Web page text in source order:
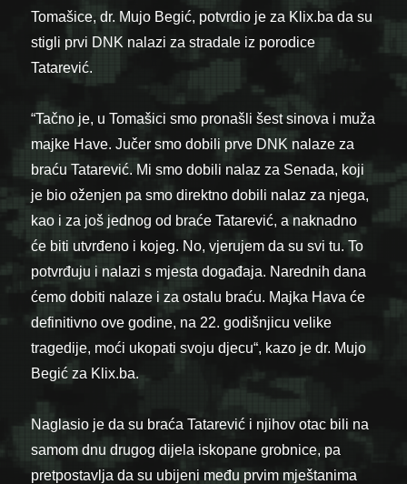
Tomašice, dr. Mujo Begić, potvrdio je za Klix.ba da su
stigli prvi DNK nalazi za stradale iz porodice
Tatarević.
“Tačno je, u Tomašici smo pronašli šest sinova i muža
majke Have. Jučer smo dobili prve DNK nalaze za
braću Tatarević. Mi smo dobili nalaz za Senada, koji
je bio oženjen pa smo direktno dobili nalaz za njega,
kao i za još jednog od braće Tatarević, a naknadno
će biti utvrđeno i kojeg. No, vjerujem da su svi tu. To
potvrđuju i nalazi s mjesta događaja. Narednih dana
ćemo dobiti nalaze i za ostalu braću. Majka Hava će
definitivno ove godine, na 22. godišnjicu velike
tragedije, moći ukopati svoju djecu“, kazo je dr. Mujo
Begić za Klix.ba.
Naglasio je da su braća Tatarević i njihov otac bili na
samom dnu drugog dijela iskopane grobnice, pa
pretpostavlja da su ubijeni među prvim mještanima